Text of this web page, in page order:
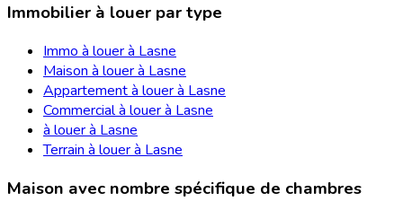
Immobilier à louer par type
Immo à louer à Lasne
Maison à louer à Lasne
Appartement à louer à Lasne
Commercial à louer à Lasne
à louer à Lasne
Terrain à louer à Lasne
Maison avec nombre spécifique de chambres